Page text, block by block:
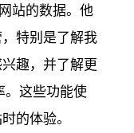
站的数据。他
特别是了解我
趣，并了解更
。这些功能使
的体验。